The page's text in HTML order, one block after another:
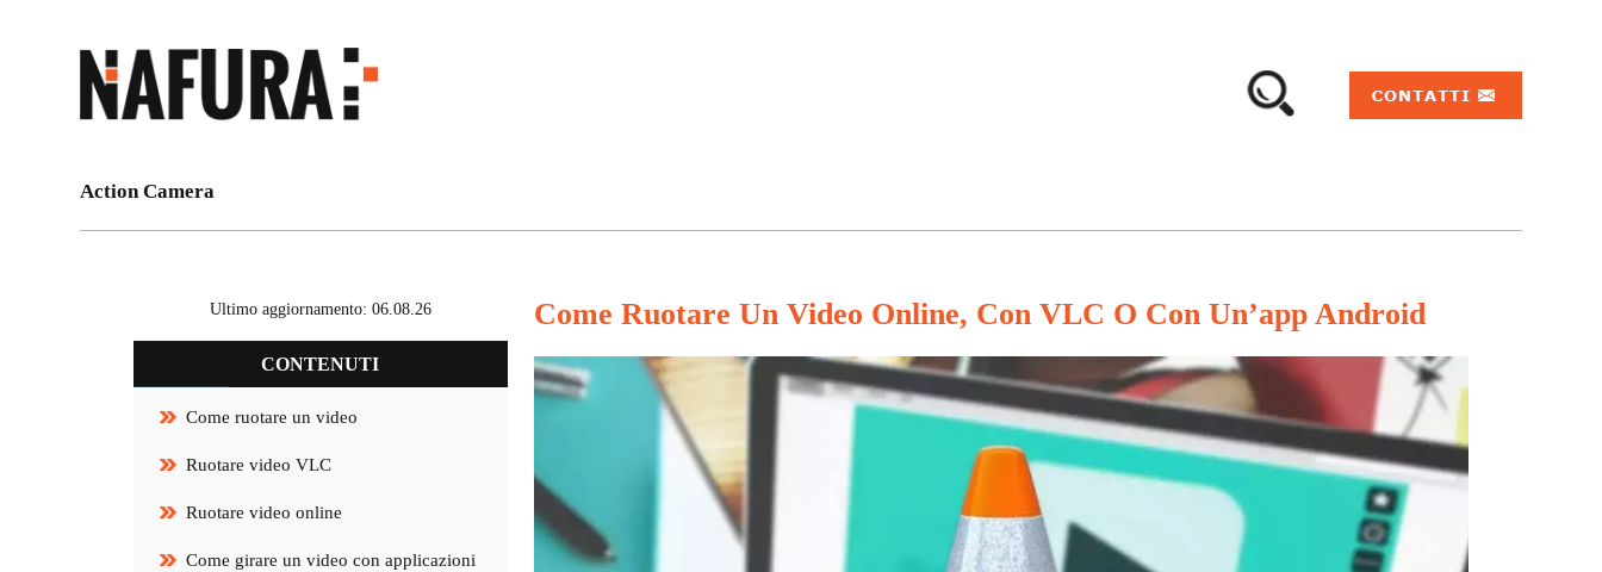
Action Camera
Ultimo aggiornamento: 06.08.26
CONTENUTI
Come ruotare un video
Ruotare video VLC
Ruotare video online
Come girare un video con applicazioni
Come Ruotare Un Video Online, Con VLC O Con Un’app Android